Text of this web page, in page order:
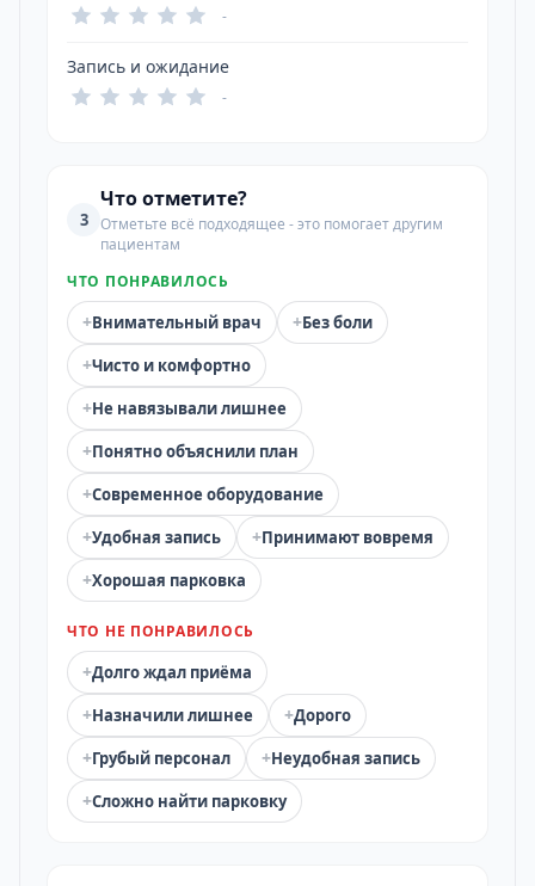
-
Запись и ожидание
-
3
Что отметите?
Отметьте всё подходящее - это помогает другим
пациентам
ЧТО ПОНРАВИЛОСЬ
+Внимательный врач +Без боли
+Чисто и комфортно
+Не навязывали лишнее
+Понятно объяснили план
+Современное оборудование
+Удобная запись +Принимают вовремя
+Хорошая парковка
ЧТО НЕ ПОНРАВИЛОСЬ
+Долго ждал приёма
+Назначили лишнее +Дорого
+Грубый персонал +Неудобная запись
+Сложно найти парковку